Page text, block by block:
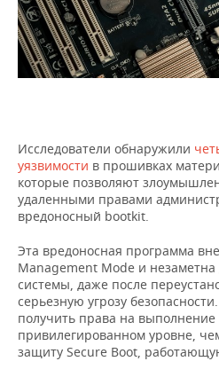
НЕФТЕХИМИЯ
НЕФТЬ
РОЗНИЧНАЯ ТОРГОВЛЯ
ТРАНСПОРТ
НОВОСТИ ТЕХНОЛОГИЙ
IT
ТЕЛЕКОММУНИКАЦИИ
МЕРОПРИЯТИЯ
НОВОСТИ МЕРОПРИЯТИЙ
БИЗНЕС-БРАНЧИ
ONLINE-КОНФЕРЕНЦИИ
СПОРТ
ФУТБОЛ
ХОККЕЙ
ВОЛЕЙБОЛ
КИБЕРСПОРТ
ФИГУРНОЕ КАТАНИЕ
НОВОСТИ ОБЩЕСТВА
ВЛАСТЬ
ИСТОРИЯ
КУЛЬТУРА
МЕДИЦИНА
ФОТОГАЛЕРЕЯ
СЮЖЕТЫ
СПИСОК ПЕРСОН
СПИСОК КОМПАНИЙ
ПОЛНАЯ ВЕРСИЯ
Исследователи обнаружили
уязвимости в прошивках
которые позволяют
удаленными правами
вредоносный bootkit.
Эта вредоносная программа
Management Mode и
системы, даже после
серьезную угрозу
получить права на выполнение
привилегированном уровне,
защиту Secure Boot,